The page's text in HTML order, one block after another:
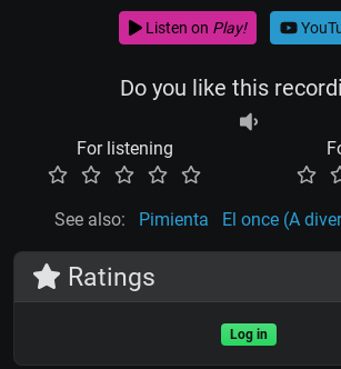
Listen on Play!
Do you like this
For listening
See also: Pimienta El once (A
Ratings
Log in